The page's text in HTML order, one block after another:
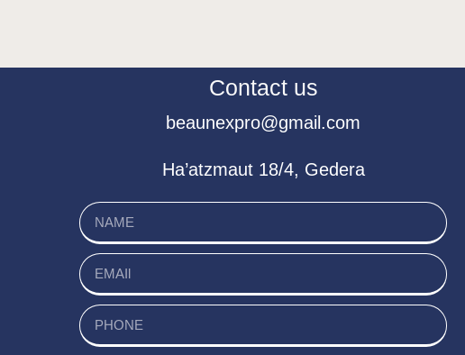
Contact us
beaunexpro@gmail.com
Ha’atzmaut 18/4, Gedera